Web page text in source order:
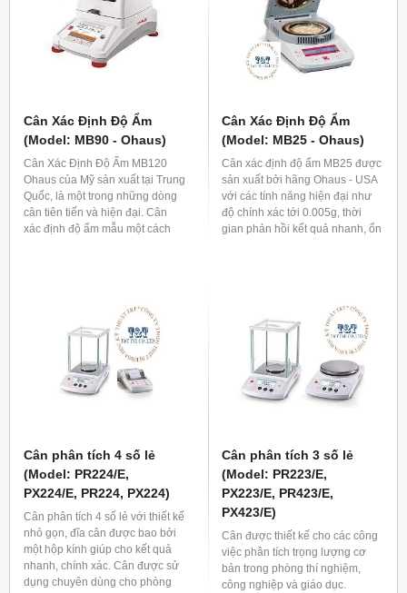
Cân Xác Định Độ Ẩm
(Model: MB90 - Ohaus)
Cân Xác Định Độ Ẩm MB120
Ohaus của Mỹ sản xuất tại Trung
Quốc, là một trong những dòng
cân tiên tiến và hiện đại. Cân
xác định độ ẩm mẫu một cách
nghiên cứu, bệnh viện, trường
học, các viện đo lường kiểm
nghiệm, cũng như các phòng
lab chuyên dụng trong các lĩnh
vực thực phẩm, y tế..
Cân Xác Định Độ Ẩm
(Model: MB25 - Ohaus)
Cân xác định độ ẩm MB25 được
sản xuất bởi hãng Ohaus - USA
với các tính năng hiện đại như
độ chính xác tới 0.005g, thời
gian phản hồi kết quả nhanh, ổn
chăn nuôi, ngành giấy, ngành
hóa dầu, và một số ngành môi
Cân phân tích 4 số lẻ
(Model: PR224/E,
PX224/E, PR224, PX224)
Cân phân tích 4 số lẻ với thiết kế
nhỏ gọn, đĩa cân được bao bởi
một hộp kính giúp cho kết quả
nhanh, chính xác. Cân được sử
dụng chuyên dùng cho phòng
Cân phân tích 3 số lẻ
(Model: PR223/E,
PX223/E, PR423/E,
PX423/E)
Cân được thiết kế cho các công
việc phân tích trọng lượng cơ
bản trong phòng thí nghiệm,
công nghiệp và giáo dục.